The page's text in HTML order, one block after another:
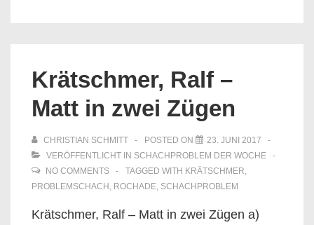
Krätschmer, Ralf –
Matt in zwei Zügen
CHRISTIAN SCHMITT POSTED ON
23. JUNI 2017
VERÖFFENTLICHT IN SCHACHPROBLEM DER WOCHE
NO COMMENTS
TAGGED WITH KRÄTSCHMER,
PROBLEMSCHACH , ROCHADE, SCHACHPROBLEM
Krätschmer, Ralf – Matt in zwei Zügen a)